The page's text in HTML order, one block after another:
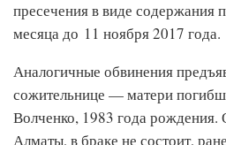
пресечения в виде содержания
месяца до 11 ноября 2017 года.
Аналогичные обвинения
сожительнице — матери
Волченко, 1983 года рождения.
Алматы, в браке не состоит,